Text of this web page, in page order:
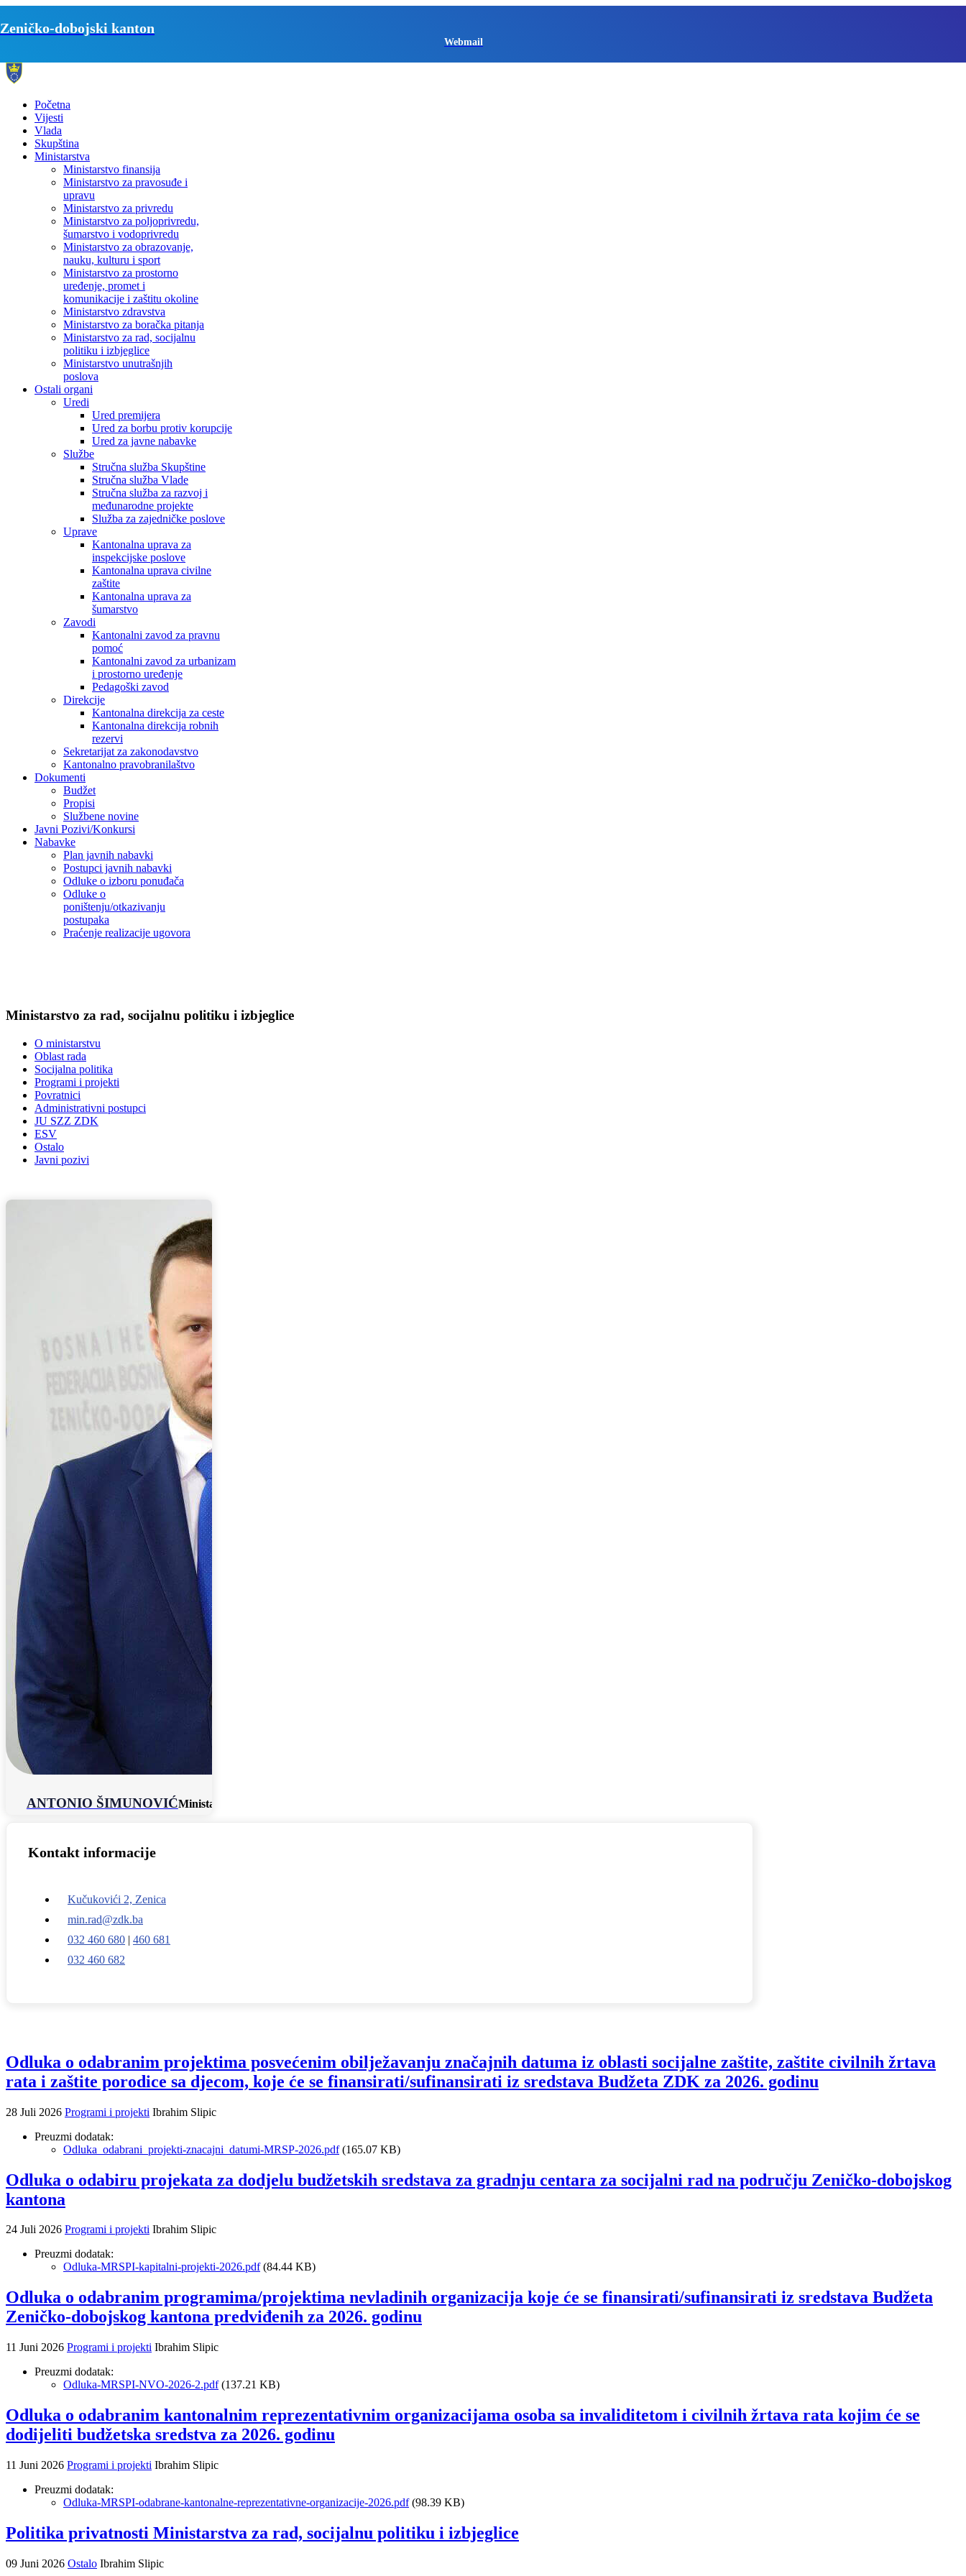
Zeničko-dobojski kanton
Webmail
Početna
Vijesti
Vlada
Skupština
Ministarstva
Ministarstvo finansija
Ministarstvo za pravosuđe i
upravu
Ministarstvo za privredu
Ministarstvo za poljoprivredu,
šumarstvo i vodoprivredu
Ministarstvo za obrazovanje,
nauku, kulturu i sport
Ministarstvo za prostorno
uređenje, promet i
komunikacije i zaštitu okoline
Ministarstvo zdravstva
Ministarstvo za boračka pitanja
Ministarstvo za rad, socijalnu
politiku i izbjeglice
Ministarstvo unutrašnjih
poslova
Ostali organi
Uredi
Ured premijera
Ured za borbu protiv korupcije
Ured za javne nabavke
Službe
Stručna služba Skupštine
Stručna služba Vlade
Stručna služba za razvoj i
međunarodne projekte
Služba za zajedničke poslove
Uprave
Kantonalna uprava za
inspekcijske poslove
Kantonalna uprava civilne
zaštite
Kantonalna uprava za
šumarstvo
Zavodi
Kantonalni zavod za pravnu
pomoć
Kantonalni zavod za urbanizam
i prostorno uređenje
Pedagoški zavod
Direkcije
Kantonalna direkcija za ceste
Kantonalna direkcija robnih
rezervi
Sekretarijat za zakonodavstvo
Kantonalno pravobranilaštvo
Dokumenti
Budžet
Propisi
Službene novine
Javni Pozivi/Konkursi
Nabavke
Plan javnih nabavki
Postupci javnih nabavki
Odluke o izboru ponuđača
Odluke o
poništenju/otkazivanju
postupaka
Praćenje realizacije ugovora
Ministarstvo za rad, socijalnu politiku i izbjeglice
O ministarstvu
Oblast rada
Socijalna politika
Programi i projekti
Povratnici
Administrativni postupci
JU SZZ ZDK
ESV
Ostalo
Javni pozivi
ANTONIO ŠIMUNOVIĆMinistar
Kontakt informacije
Kučukovići 2, Zenica
min.rad@zdk.ba
032 460 680 | 460 681
032 460 682
Odluka o odabranim projektima posvećenim obilježavanju značajnih datuma iz oblasti socijalne zaštite, zaštite civilnih žrtava
rata i zaštite porodice sa djecom, koje će se finansirati/sufinansirati iz sredstava Budžeta ZDK za 2026. godinu
28 Juli 2026 Programi i projekti Ibrahim Slipic
Preuzmi dodatak:
Odluka_odabrani_projekti-znacajni_datumi-MRSP-2026.pdf(165.07 KB)
Odluka o odabiru projekata za dodjelu budžetskih sredstava za gradnju centara za socijalni rad na području Zeničko-dobojskog
kantona
24 Juli 2026 Programi i projekti Ibrahim Slipic
Preuzmi dodatak:
Odluka-MRSPI-kapitalni-projekti-2026.pdf(84.44 KB)
Odluka o odabranim programima/projektima nevladinih organizacija koje će se finansirati/sufinansirati iz sredstava Budžeta
Zeničko-dobojskog kantona predviđenih za 2026. godinu
11 Juni 2026 Programi i projekti Ibrahim Slipic
Preuzmi dodatak:
Odluka-MRSPI-NVO-2026-2.pdf(137.21 KB)
Odluka o odabranim kantonalnim reprezentativnim organizacijama osoba sa invaliditetom i civilnih žrtava rata kojim će se
dodijeliti budžetska sredstva za 2026. godinu
11 Juni 2026 Programi i projekti Ibrahim Slipic
Preuzmi dodatak:
Odluka-MRSPI-odabrane-kantonalne-reprezentativne-organizacije-2026.pdf(98.39 KB)
Politika privatnosti Ministarstva za rad, socijalnu politiku i izbjeglice
09 Juni 2026 Ostalo Ibrahim Slipic